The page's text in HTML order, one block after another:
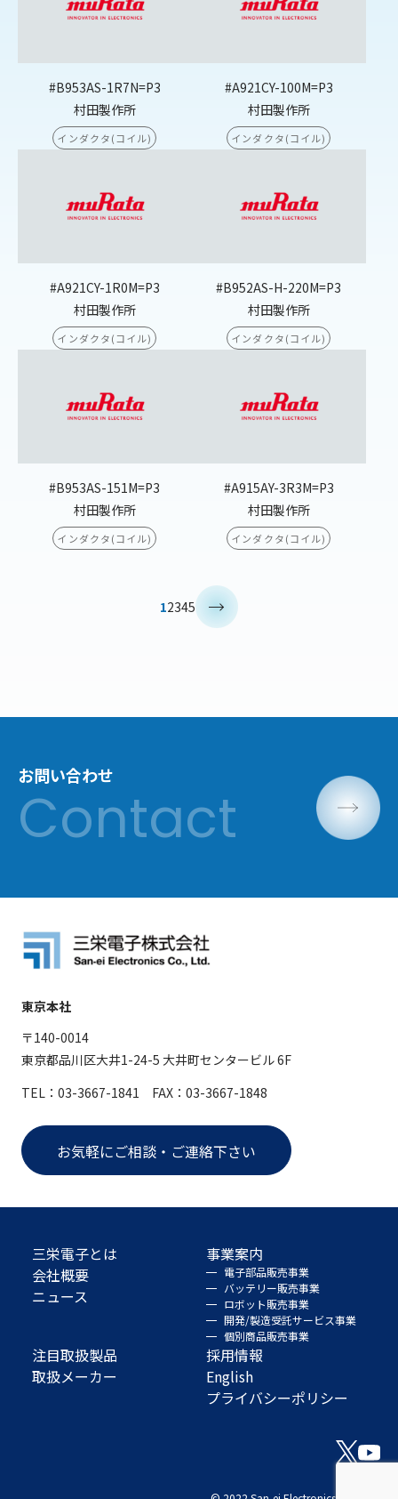
#B953AS-1R7N=P3
村田製作所
インダクタ(コイル)
#A921CY-100M=P3
村田製作所
インダクタ(コイル)
#A921CY-1R0M=P3
村田製作所
インダクタ(コイル)
#B952AS-H-220M=P3
村田製作所
インダクタ(コイル)
#B953AS-151M=P3
村田製作所
インダクタ(コイル)
#A915AY-3R3M=P3
村田製作所
インダクタ(コイル)
12345
お問い合わせ
東京本社
〒140-0014
東京都品川区大井1-24-5 大井町センタービル 6F
TEL：03-3667-1841 FAX：03-3667-1848
お気軽にご相談・ご連絡下さい
三栄電子とは
会社概要
ニュース
事業案内
電子部品販売事業
バッテリー販売事業
ロボット販売事業
開発/製造受託サービス事業
個別商品販売事業
注目取扱製品
取扱メーカー
採用情報
English
プライバシーポリシー